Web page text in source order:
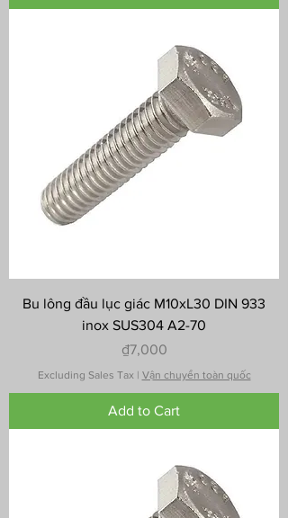
Bu lông đầu lục giác M10xL30 DIN 933
inox SUS304 A2-70
Price
₫7,000
Excluding Sales Tax| Vận chuyển toàn quốc
Add to Cart